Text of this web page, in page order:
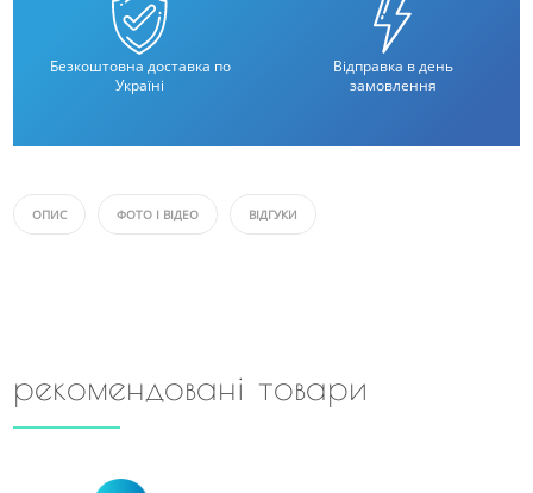
Безкоштовна доставка по
Україні
Відправка в день
замовлення
ОПИС ФОТО І ВІДЕО ВІДГУКИ
рекомендовані товари